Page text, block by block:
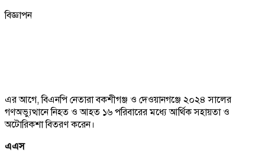
বিজ্ঞাপন
এর আগে, বিএনপি নেতারা বকশীগঞ্জ ও দেওয়ানগঞ্জে ২০২৪ সালের
গণঅভ্যুত্থানে নিহত ও আহত ১৬ পরিবারের মধ্যে আর্থিক সহায়তা ও
অটোরিকশা বিতরণ করেন।
এএস